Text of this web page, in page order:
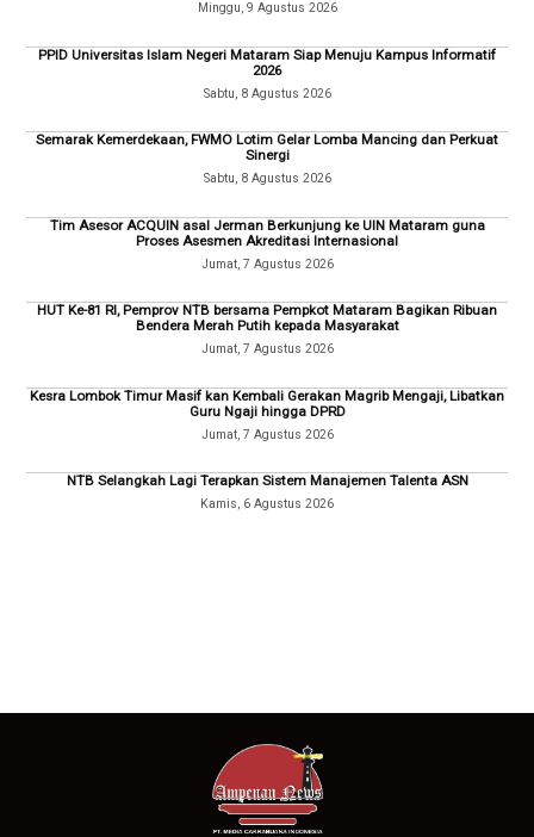
Minggu, 9 Agustus 2026
PPID Universitas Islam Negeri Mataram Siap Menuju Kampus Informatif
2026
Sabtu, 8 Agustus 2026
Semarak Kemerdekaan, FWMO Lotim Gelar Lomba Mancing dan Perkuat
Sinergi
Sabtu, 8 Agustus 2026
Tim Asesor ACQUIN asal Jerman Berkunjung ke UIN Mataram guna
Proses Asesmen Akreditasi Internasional
Jumat, 7 Agustus 2026
HUT Ke-81 RI, Pemprov NTB bersama Pempkot Mataram Bagikan Ribuan
Bendera Merah Putih kepada Masyarakat
Jumat, 7 Agustus 2026
Kesra Lombok Timur Masif kan Kembali Gerakan Magrib Mengaji, Libatkan
Guru Ngaji hingga DPRD
Jumat, 7 Agustus 2026
NTB Selangkah Lagi Terapkan Sistem Manajemen Talenta ASN
Kamis, 6 Agustus 2026